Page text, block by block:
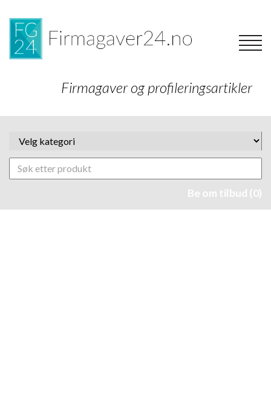
Firmagaver og profileringsartikler
Be om tilbud (0)